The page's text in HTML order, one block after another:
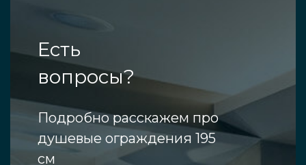
Есть
вопросы?
Подробно расскажем про
душевые ограждения 195
см